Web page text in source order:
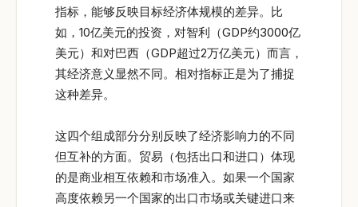
指标，能够反映目标经济体规模的差异。比
如，10亿美元的投资，对智利（GDP约3000亿
美元）和对巴西（GDP超过2万亿美元）而言，
其经济意义显然不同。相对指标正是为了捕捉
这种差异。
这四个组成部分分别反映了经济影响力的不同
但互补的方面。贸易（包括出口和进口）体现
的是商业相互依赖和市场准入。如果一个国家
高度依赖另一个国家的出口市场或关键进口来